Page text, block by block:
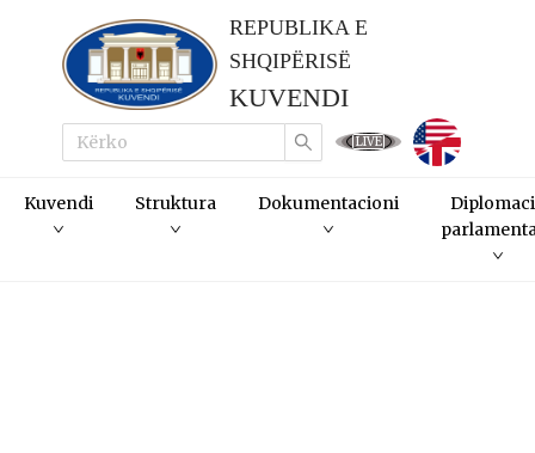
REPUBLIKA E
SHQIPËRISË
KUVENDI
LIVE
Kuvendi Struktura Dokumentacioni